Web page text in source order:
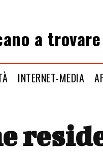
a trovare
INTERNET-MEDIA